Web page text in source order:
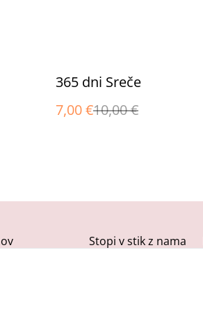
%
365 dni Sreče
7,00 €10,00 €
Stopi v stik z nama